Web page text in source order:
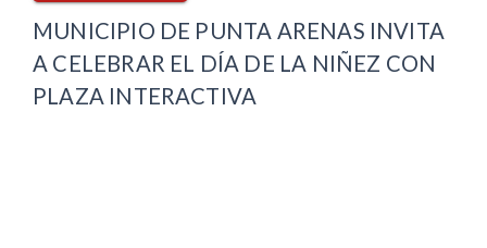
MUNICIPIO DE PUNTA ARENAS INVITA
A CELEBRAR EL DÍA DE LA NIÑEZ CON
PLAZA INTERACTIVA